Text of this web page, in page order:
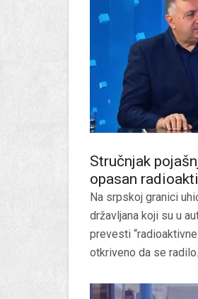
Stručnjak
opasan
Na srpskoj granici
državljana koji su u
prevesti
otkriveno da se